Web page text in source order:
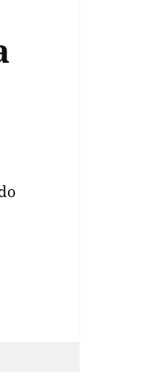
anuncia su